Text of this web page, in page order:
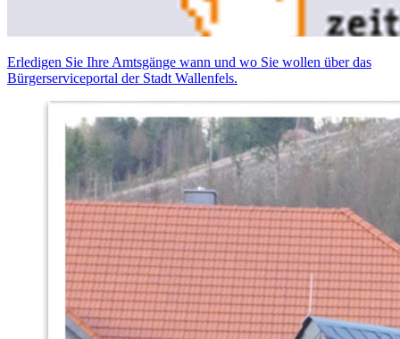
Erledigen Sie Ihre Amtsgänge wann und wo Sie wollen über das
Bürgerserviceportal der Stadt Wallenfels.